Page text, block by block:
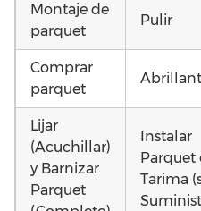
Montaje de
parquet
Pulir
Comprar
parquet
Lijar
(Acuchillar)
y Barnizar
Parquet
Instalar
Parquet
Tarima